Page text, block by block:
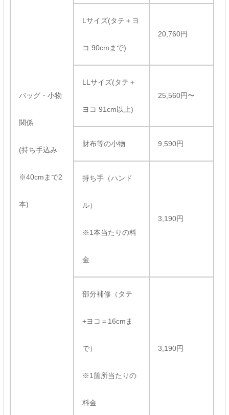
バッグ・小物
関係
(持ち手込み
※40cmまで2
本)
Lサイズ(タテ＋ヨ
コ 90cmまで)
20,760円
LLサイズ(タテ＋
ヨコ 91cm以上)
25,560円〜
財布等の小物 9,590円
持ち手（ハンド
ル）
※1本当たりの料
金
3,190円
部分補修（タテ
+ヨコ＝16cmま
で）
※1箇所当たりの
料金
3,190円